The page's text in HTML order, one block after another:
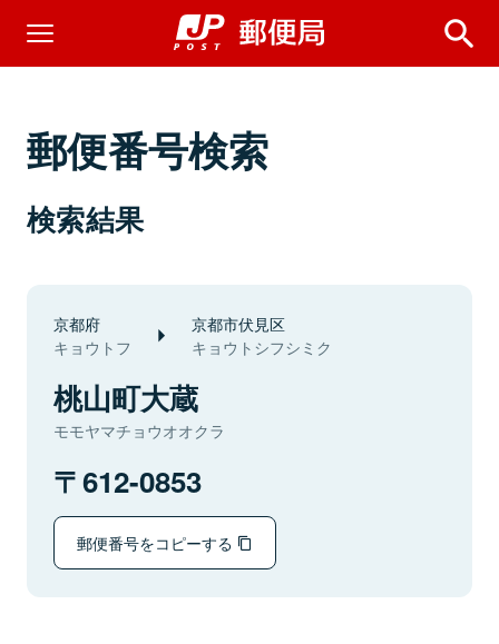
郵便番号検索
検索結果
京都府
キョウトフ
京都市伏見区
キョウトシフシミク
桃山町大蔵
モモヤマチョウオオクラ
612-0853
郵便番号をコピーする